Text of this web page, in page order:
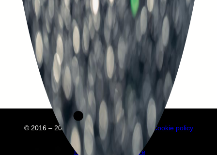
© 2016 – 2025 Embuild À propos de nous Cookie policy
Privacy policy Annuaire